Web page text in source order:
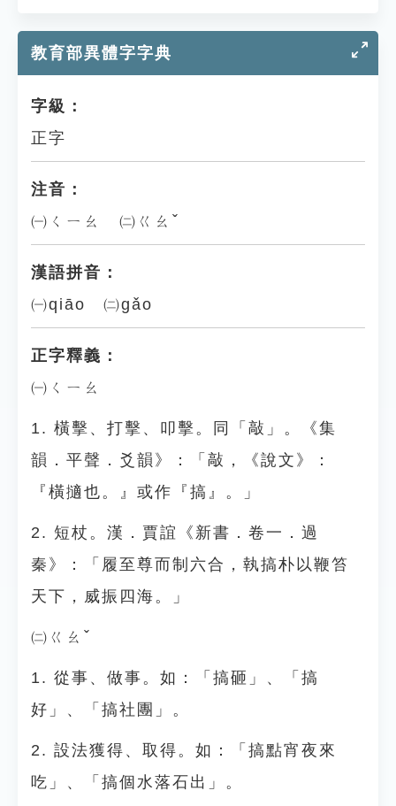
教育部異體字字典
字級：
正字
注音：
㈠ㄑㄧㄠ ㈡ㄍㄠˇ
漢語拼音：
㈠qiāo ㈡gǎo
正字釋義：
㈠ㄑㄧㄠ
1. 橫擊、打擊、叩擊。同「敲」。《集
韻．平聲．爻韻》：「敲，《說文》：
『橫擿也。』或作『搞』。」
2. 短杖。漢．賈誼《新書．卷一．過
秦》：「履至尊而制六合，執搞朴以鞭笞
天下，威振四海。」
㈡ㄍㄠˇ
1. 從事、做事。如：「搞砸」、「搞
好」、「搞社團」。
2. 設法獲得、取得。如：「搞點宵夜來
吃」、「搞個水落石出」。